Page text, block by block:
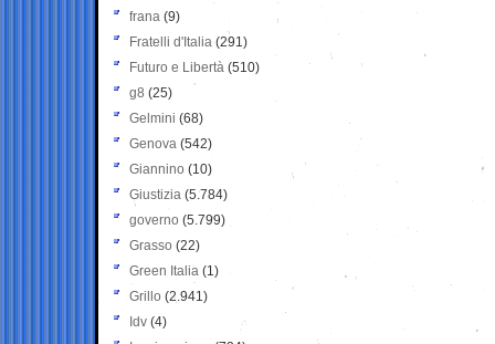
frana (9)
Fratelli d'Italia (291)
Futuro e Libertà (510)
g8 (25)
Gelmini (68)
Genova (542)
Giannino (10)
Giustizia (5.784)
governo (5.799)
Grasso (22)
Green Italia (1)
Grillo (2.941)
Idv (4)